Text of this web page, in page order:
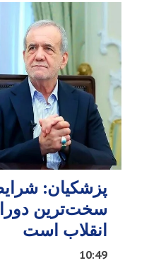
پزشکیان:
سخت‌ترین
انقلاب است
10:49